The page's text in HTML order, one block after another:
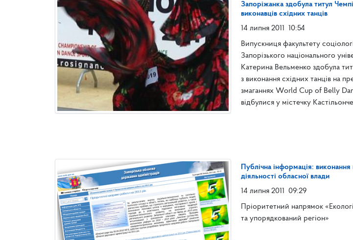
Запоріжанка здобула титул
виконавців східних танців
14 липня 2011
10:54
Випускниця факультету
Запорізького національного
Катерина Вельменко здобула
з виконання східних танців на
змаганнях World Cup of Belly
відбулися у містечку
Публічна інформація: виконання
діяльності обласної влади
14 липня 2011
09:29
Пріоритетний напрямок
та упорядкований регіон»